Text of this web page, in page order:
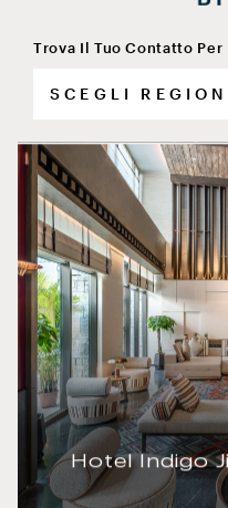
Trova Il Tuo Contatto Per
regioni
Hotel Indigo
Hotel Indigo